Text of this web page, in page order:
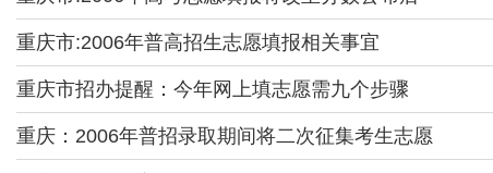
重庆市:2006年普高招生志愿填报相关事宜
重庆市招办提醒：今年网上填志愿需九个步骤
重庆：2006年普招录取期间将二次征集考生志愿